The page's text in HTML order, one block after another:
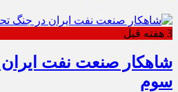
3 هفته قبل
شاهکار صنعت نفت
سوم